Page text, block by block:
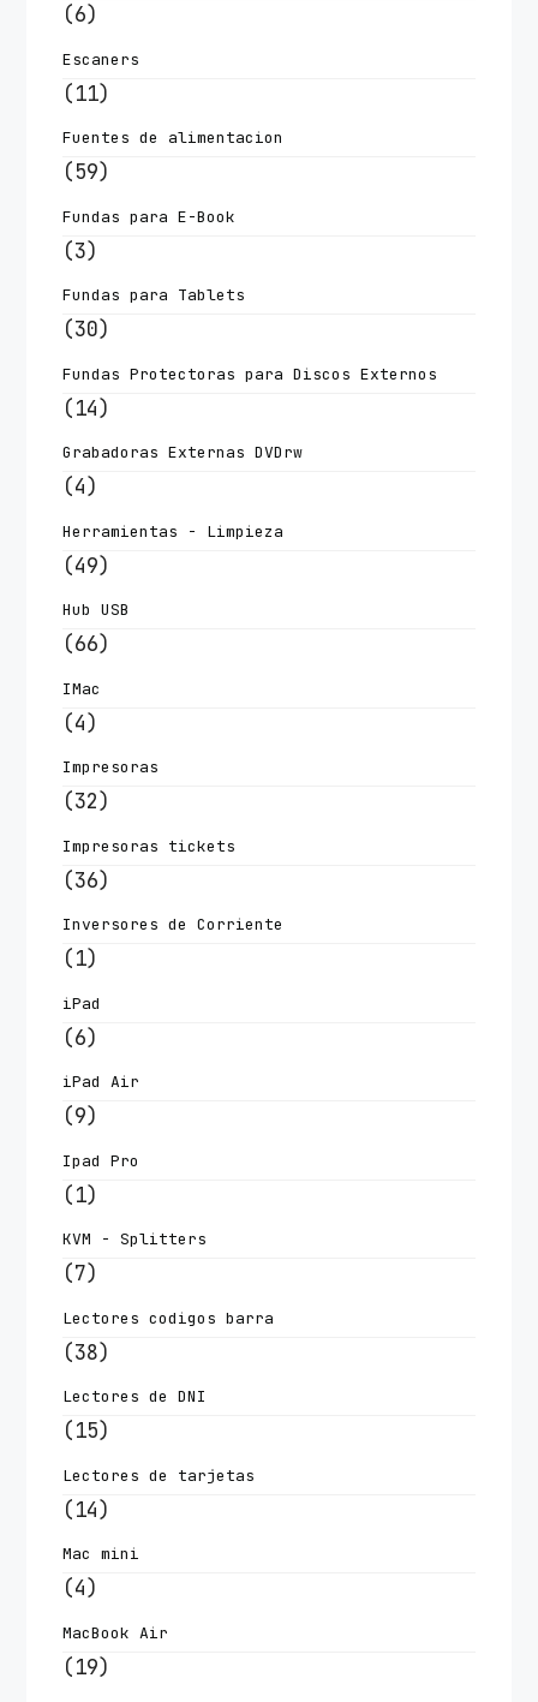
(6)
Escaners
(11)
Fuentes de alimentacion
(59)
Fundas para E-Book
(3)
Fundas para Tablets
(30)
Fundas Protectoras para Discos Externos
(14)
Grabadoras Externas DVDrw
(4)
Herramientas - Limpieza
(49)
Hub USB
(66)
IMac
(4)
Impresoras
(32)
Impresoras tickets
(36)
Inversores de Corriente
(1)
iPad
(6)
iPad Air
(9)
Ipad Pro
(1)
KVM - Splitters
(7)
Lectores codigos barra
(38)
Lectores de DNI
(15)
Lectores de tarjetas
(14)
Mac mini
(4)
MacBook Air
(19)